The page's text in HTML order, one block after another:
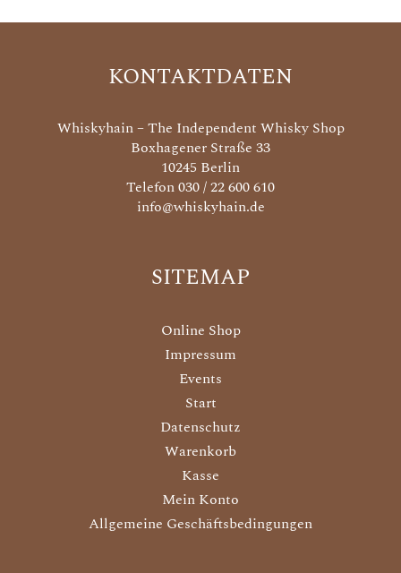
KONTAKTDATEN
Whiskyhain – The Independent Whisky Shop
Boxhagener Straße 33
10245 Berlin
Telefon 030 / 22 600 610
info@whiskyhain.de
SITEMAP
Online Shop
Impressum
Events
Start
Datenschutz
Warenkorb
Kasse
Mein Konto
Allgemeine Geschäftsbedingungen